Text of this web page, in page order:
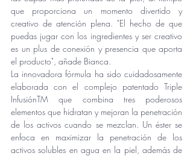
que proporciona un momento divertido y
creativo de atención plena. "El hecho de que
puedas jugar con los ingredientes y ser creativo
es un plus de conexión y presencia que aporta
el producto", añade Bianca.
La innovadora fórmula ha sido cuidadosamente
elaborada con el complejo patentado Triple
InfusiónTM que combina tres poderosos
elementos que hidratan y mejoran la penetración
de los activos cuando se mezclan. Un éster se
enfoca en maximizar la penetración de los
activos solubles en agua en la piel, además de